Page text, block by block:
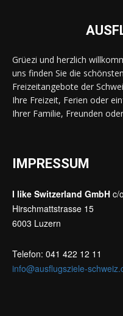
Grüezi und herzlich
uns finden Sie die
Freizeitangebote der
Ihre Freizeit, Ferien oder
Ihrer Familie, Freunden
IMPRESSUM
I like Switzerland GmbH c/
Hirschmattstrasse 15
6003 Luzern
Telefon: 041 422 12 11
info@ausflugsziele-